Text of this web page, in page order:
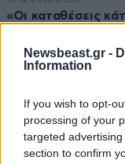
Newsbeast.gr -
Information
If you wish to opt-
processing of your
targeted
section to confirm
«Οι καταθέσεις